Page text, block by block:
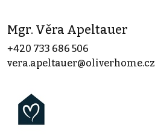
Mgr. Věra Apeltauer
+420 733 686 506
vera.apeltauer@oliverhome.cz